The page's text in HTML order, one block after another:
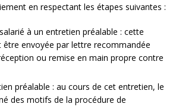
en respectant les étapes suivantes :
à un entretien préalable : cette
envoyée par lettre recommandée
ou remise en main propre contre
préalable : au cours de cet entretien, le
des motifs de la procédure de